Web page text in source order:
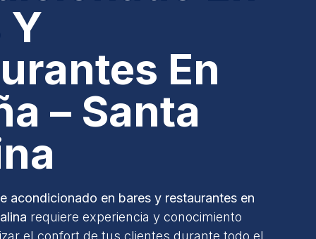
Y
En
– Santa
acondicionado en bares y restaurantes en
requiere experiencia y conocimiento
el confort de tus clientes durante todo el